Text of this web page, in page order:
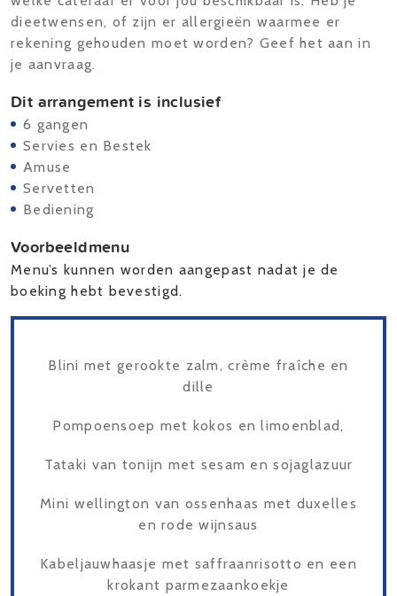
dieetwensen, of zijn er allergieën waarmee er
rekening gehouden moet worden? Geef het aan in
je aanvraag.
Dit arrangement is inclusief
6 gangen
Servies en Bestek
Amuse
Servetten
Bediening
Voorbeeldmenu
Menu’s kunnen worden aangepast nadat je de
boeking hebt bevestigd.
Blini met gerookte zalm, crème fraîche en
dille
Pompoensoep met kokos en limoenblad,
Tataki van tonijn met sesam en sojaglazuur
Mini wellington van ossenhaas met duxelles
en rode wijnsaus
Kabeljauwhaasje met saffraanrisotto en een
krokant parmezaankoekje